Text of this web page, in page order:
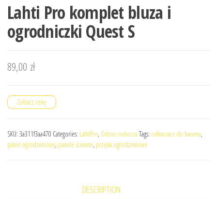
Lahti Pro komplet bluza i
ogrodniczki Quest S
89,00 zł
Zobacz cenę
SKU: 3a311f3aa470 Categories: LahtiPro, Odzież robocza Tags: odkurzacz do basenu,
panel ogrodzeniowy, panele ścienne, przęsła ogrodzeniowe
DESCRIPTION